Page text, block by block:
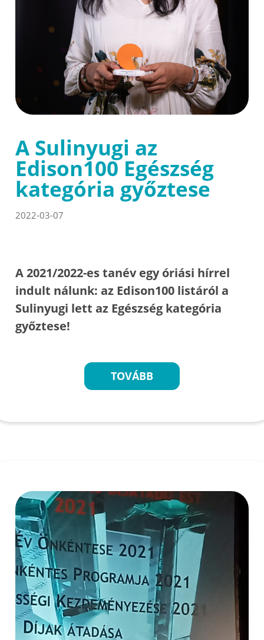
A Sulinyugi az
Edison100 Egészség
kategória győztese
2022-03-07
A 2021/2022-es tanév egy óriási hírrel
indult nálunk: az Edison100 listáról a
Sulinyugi lett az Egészség kategória
győztese!
TOVÁBB